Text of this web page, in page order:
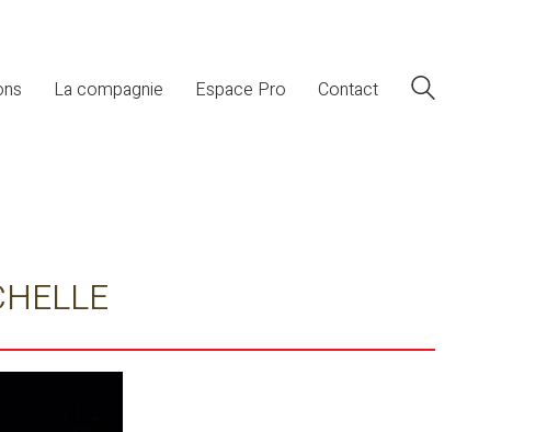
La compagnie Espace Pro Contact